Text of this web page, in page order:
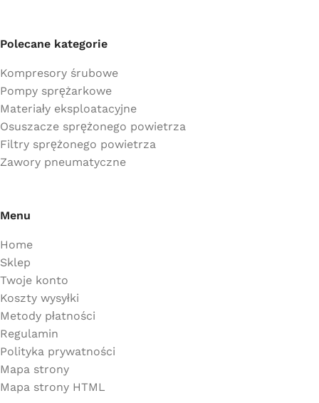
Polecane kategorie
Kompresory śrubowe
Pompy sprężarkowe
Materiały eksploatacyjne
Osuszacze sprężonego powietrza
Filtry sprężonego powietrza
Zawory pneumatyczne
Menu
Home
Sklep
Twoje konto
Koszty wysyłki
Metody płatności
Regulamin
Polityka prywatności
Mapa strony
Mapa strony HTML